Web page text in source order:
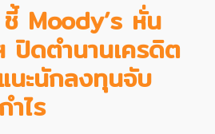
Moody’s หั่น
ปิดตำนานเครดิต
ะนักลงทุนจับ
ำไร